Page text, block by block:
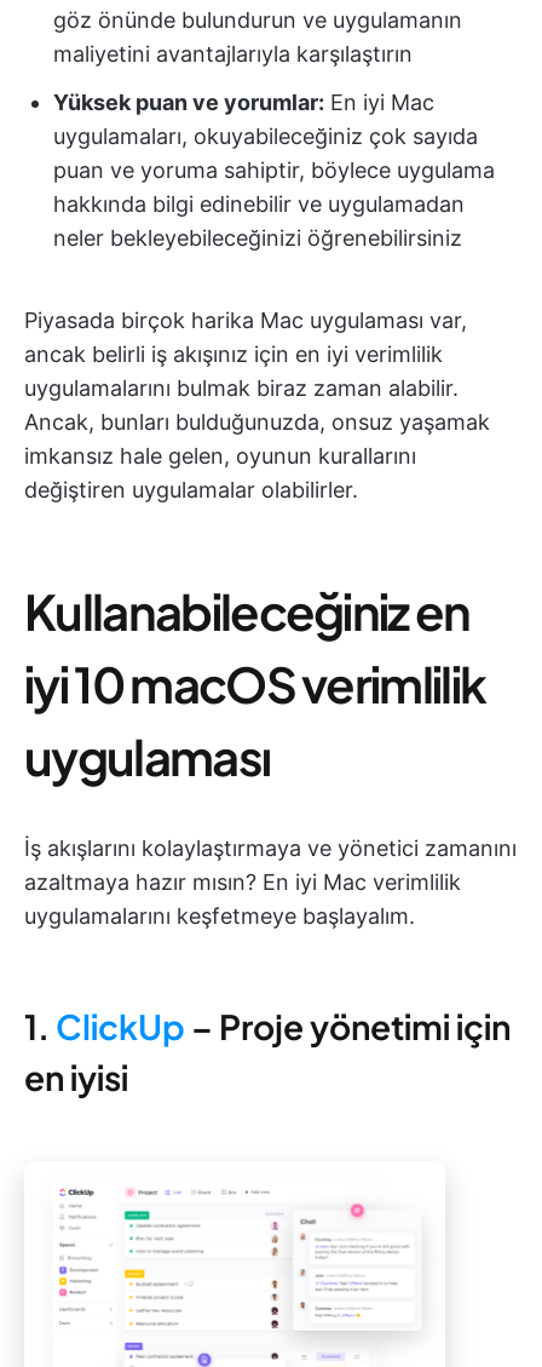
göz önünde bulundurun ve uygulamanın
maliyetini avantajlarıyla karşılaştırın
Yüksek puan ve yorumlar: En iyi Mac
uygulamaları, okuyabileceğiniz çok sayıda
puan ve yoruma sahiptir, böylece uygulama
hakkında bilgi edinebilir ve uygulamadan
neler bekleyebileceğinizi öğrenebilirsiniz
Piyasada birçok harika Mac uygulaması var,
ancak belirli iş akışınız için en iyi verimlilik
uygulamalarını bulmak biraz zaman alabilir.
Ancak, bunları bulduğunuzda, onsuz yaşamak
imkansız hale gelen, oyunun kurallarını
değiştiren uygulamalar olabilirler.
Kullanabileceğiniz en
iyi 10 macOS verimlilik
uygulaması
İş akışlarını kolaylaştırmaya ve yönetici zamanını
azaltmaya hazır mısın? En iyi Mac verimlilik
uygulamalarını keşfetmeye başlayalım.
1. ClickUp – Proje yönetimi için
en iyisi